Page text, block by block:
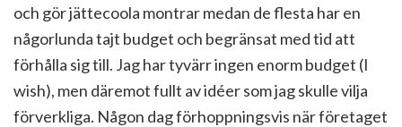
och gör jättecoola montrar medan de flesta har en
någorlunda tajt budget och begränsat med tid att
förhålla sig till. Jag har tyvärr ingen enorm budget (I
wish), men däremot fullt av idéer som jag skulle vilja
förverkliga. Någon dag förhoppningsvis när företaget